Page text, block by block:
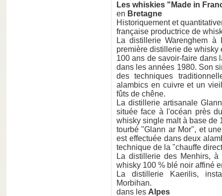
Les whiskies "Made in
en Bretagne
Historiquement et
française productrice de
La distillerie Warenghem
première distillerie de whisky
100 ans de savoir-faire dans
dans les années 1980. Son
des techniques
alambics en cuivre et un
fûts de chêne.
La distillerie artisanale
située face à l'océan près
whisky single malt à base de
tourbé "Glann ar Mor", et
est effectuée dans deux
technique de la "chauffe
La distillerie des Menhirs,
whisky 100 % blé noir affiné
La distillerie Kaerilis,
Morbihan.
dans les Alpes